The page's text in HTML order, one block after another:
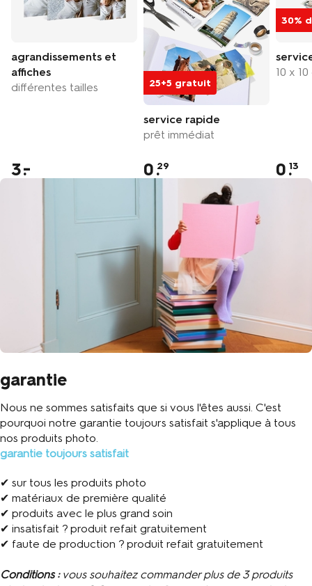
agrandissements et
affiches
différentes tailles
3
25+5 gratuit
service rapide
prêt immédiat
0.29
30%
10 x
0.13
garantie
Nous ne sommes satisfaits que si vous l'êtes aussi. C'est
pourquoi notre garantie toujours satisfait s'applique à tous
nos produits photo.
garantie toujours satisfait
✔ sur tous les produits photo
✔ matériaux de première qualité
✔ produits avec le plus grand soin
✔ insatisfait ? produit refait gratuitement
✔ faute de production ? produit refait gratuitement
Conditions : vous souhaitez commander plus de 3 produits